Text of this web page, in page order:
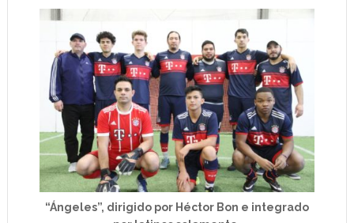
“Ángeles”, dirigido por Héctor Bon e integrado